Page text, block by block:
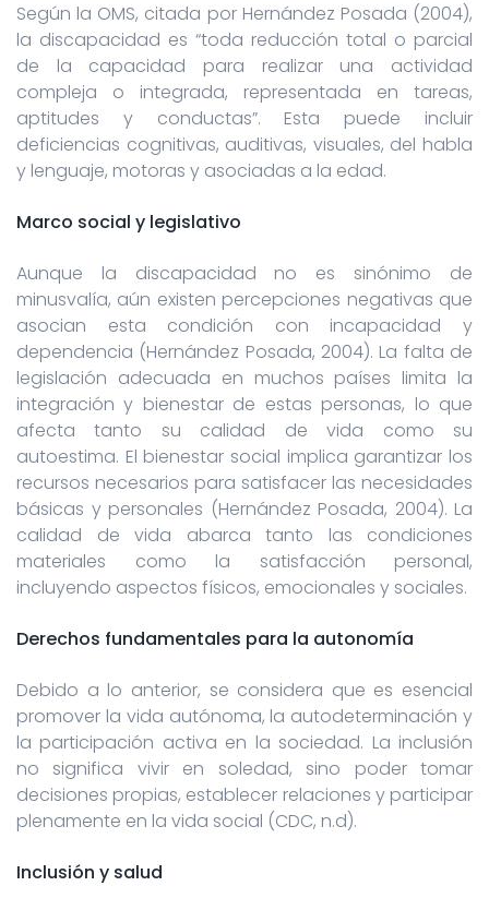
Según la OMS, citada por Hernández Posada (2004),
la discapacidad es “toda reducción total o parcial
de la capacidad para realizar una actividad
compleja o integrada, representada en tareas,
aptitudes y conductas”. Esta puede incluir
deficiencias cognitivas, auditivas, visuales, del habla
y lenguaje, motoras y asociadas a la edad.
Marco social y legislativo
Aunque la discapacidad no es sinónimo de
minusvalía, aún existen percepciones negativas que
asocian esta condición con incapacidad y
dependencia (Hernández Posada, 2004). La falta de
legislación adecuada en muchos países limita la
integración y bienestar de estas personas, lo que
afecta tanto su calidad de vida como su
autoestima. El bienestar social implica garantizar los
recursos necesarios para satisfacer las necesidades
básicas y personales (Hernández Posada, 2004). La
calidad de vida abarca tanto las condiciones
materiales como la satisfacción personal,
incluyendo aspectos físicos, emocionales y sociales.
Derechos fundamentales para la autonomía
Debido a lo anterior, se considera que es esencial
promover la vida autónoma, la autodeterminación y
la participación activa en la sociedad. La inclusión
no significa vivir en soledad, sino poder tomar
decisiones propias, establecer relaciones y participar
plenamente en la vida social (CDC, n.d).
Inclusión y salud